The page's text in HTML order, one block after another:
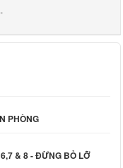
PHÒNG
& 8 - ĐỪNG BỎ LỠ